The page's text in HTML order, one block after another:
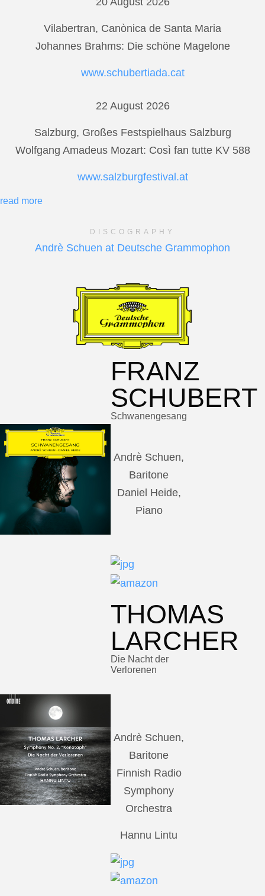
Vilabertran, Canònica de Santa Maria
Johannes Brahms: Die schöne Magelone
www.schubertiada.cat
22 August 2026
Salzburg, Großes Festspielhaus Salzburg
Wolfgang Amadeus Mozart: Così fan tutte KV 588
www.salzburgfestival.at
read more
DISCOGRAPHY
Andrè Schuen at Deutsche Grammophon
FRANZ
SCHUBERT
Schwanengesang
Andrè Schuen,
Baritone
Daniel Heide,
Piano
THOMAS
LARCHER
Die Nacht der
Verlorenen
Andrè Schuen,
Baritone
Finnish Radio
Symphony
Orchestra
Hannu Lintu